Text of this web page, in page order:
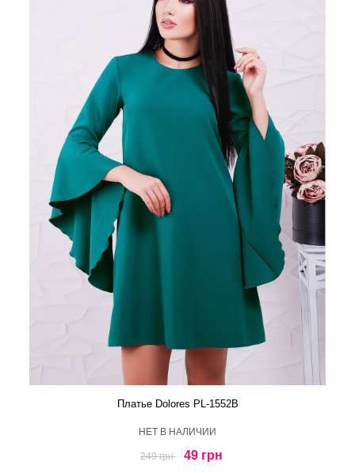
Платье Dolores PL-1552B
HЕТ В НАЛИЧИИ
249 грн 49 грн